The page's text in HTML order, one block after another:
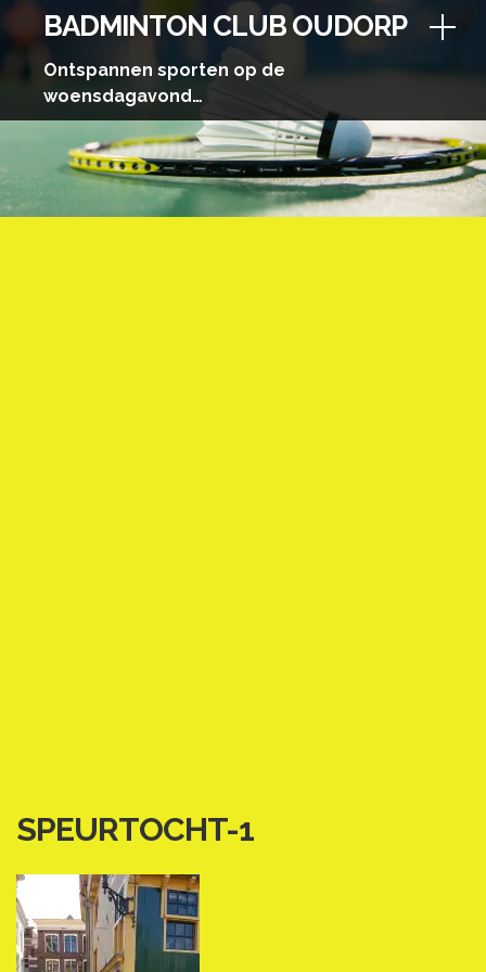
Skip
to
content
BADMINTON CLUB OUDORP
Ontspannen sporten op de
woensdagavond…
SPEURTOCHT-1